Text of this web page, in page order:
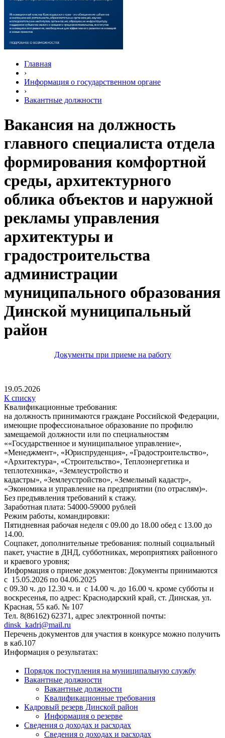
Главная
›
Информация о государственном органе
›
Вакантные должности
Вакансия на должность
главного специалиста отдела
формирования комфортной
среды, архитектурного
облика объектов и наружной
рекламы управления
архитектуры и
градостроительства
администрации
муниципального образования
Динской муниципальный
район
Документы при приеме на работу
19.05.2026
К списку
Квалификационные требования:
на должность принимаются граждане Российской Федерации,
имеющие профессиональное образование по профилю
замещаемой должности или по специальностям
««Государственное и муниципальное управление»,
«Менеджмент», «Юриспруденция», «Градостроительство»,
«Архитектура», «Строительство», Теплоэнергетика и
теплотехника», «Землеустройство и
кадастры», «Землеустройство», «Земельный кадастр»,
«Экономика и управление на предприятии (по отраслям)».
Без предъявления требований к стажу.
Заработная плата: 54000-59000 рублей
Режим работы, командировки:
Пятидневная рабочая неделя с 09.00 до 18.00 обед с 13.00 до
14.00.
Соцпакет, дополнительные требования: полный социальный
пакет, участие в ДНД, субботниках, мероприятиях районного
и краевого уровня;
Информация о приеме документов: Документы принимаются
с 15.05.2026 по 04.06.2025
с 09.30 ч. до 12.30 ч. и с 14.00 ч. до 16.00 ч. кроме субботы и
воскресенья, по адрес: Краснодарский край, ст. Динская, ул.
Красная, 55 каб. № 107
Тел. 8(86162) 62371, адрес электронной почты:
dinsk_kadri@mail.ru
Перечень документов для участия в конкурсе можно получить
в каб.107
Информация о результатах:
Порядок поступления на муниципальную службу
Вакантные должности
Вакантные должности
Квалификационные требования
Кадровый резерв Динской район
Информация о резерве
Сведения о доходах и расходах
Сведения о доходах и расходах